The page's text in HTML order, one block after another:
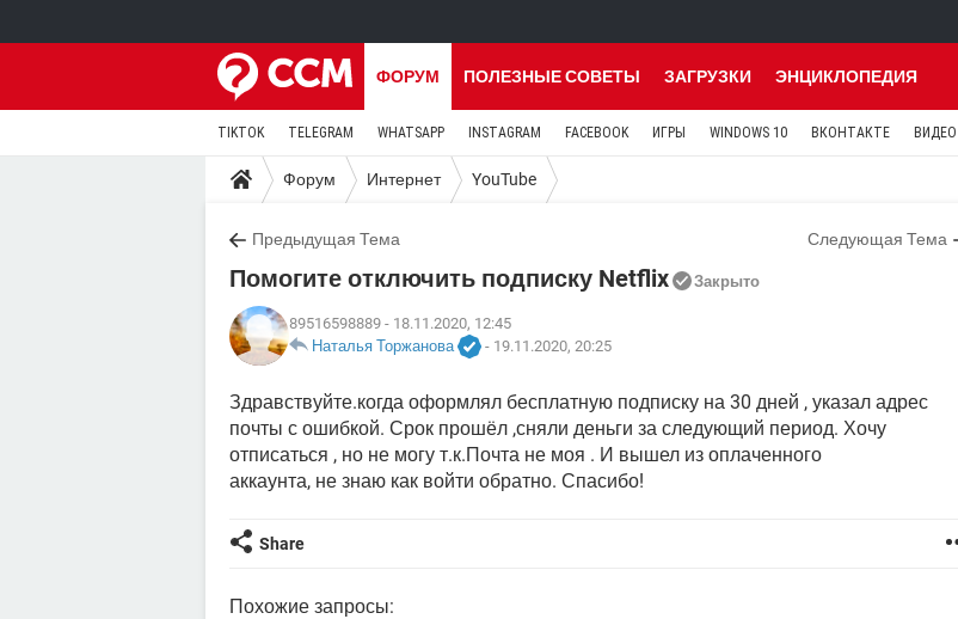
ФОРУМ ПОЛЕЗНЫЕ СОВЕТЫ ЗАГРУЗКИ ЭНЦИКЛОПЕДИЯ
TIKTOK TELEGRAM WHATSAPP INSTAGRAM FACEBOOK ИГРЫ WINDOWS 10 ВКОНТАКТЕ ВИДЕО
Форум Интернет YouTube
Предыдущая Тема Следующая Тема
Помогите отключить подписку Netflix Закрыто
89516598889 - 18.11.2020, 12:45
Наталья Торжанова
- 19.11.2020, 20:25
Здравствуйте.когда оформлял бесплатную подписку на 30 дней , указал адрес
почты с ошибкой. Срок прошёл ,сняли деньги за следующий период. Хочу
отписаться , но не могу т.к.Почта не моя . И вышел из оплаченного
аккаунта, не знаю как войти обратно. Спасибо!
Share
Похожие запросы: